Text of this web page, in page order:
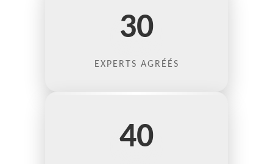
30
EXPERTS AGRÉÉS
40